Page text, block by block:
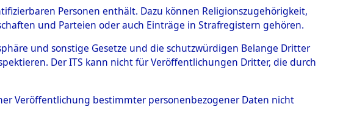
Nachkriegs-Dokumente
III. Exhumierungen
"Elements D´Identification"
Personen enthält. Dazu können Religionszugehörigkeit,
und Parteien oder auch Einträge in Strafregistern gehören.
und sonstige Gesetze und die schutzwürdigen Belange Dritter
Der ITS kann nicht für Veröffentlichungen Dritter, die durch
Veröffentlichung bestimmter personenbezogener Daten nicht